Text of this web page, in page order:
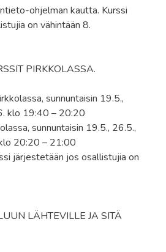
ohjelman kautta. Kurssi
on vähintään 8.
PIRKKOLASSA.
sunnuntaisin 19.5.,
klo 19:40 – 20:20
sunnuntaisin 19.5., 26.5.,
20:20 – 21:00
järjestetään jos osallistujia on
LÄHTEVILLE JA SITÄ